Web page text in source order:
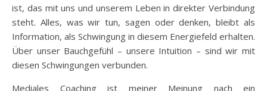
ist, das mit uns und unserem Leben in direkter Verbindung
steht. Alles, was wir tun, sagen oder denken, bleibt als
Information, als Schwingung in diesem Energiefeld erhalten.
Über unser Bauchgefühl – unsere Intuition – sind wir mit
diesen Schwingungen verbunden.
Mediales Coaching ist meiner Meinung nach ein